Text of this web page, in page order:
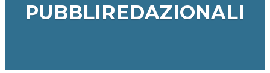
PUBBLIREDAZIONALI